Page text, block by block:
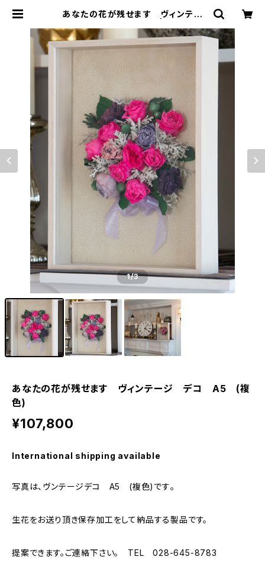
あなたの花が残せます ヴィンテー
1/3
あなたの花が残せます ヴィンテージ デコ A5 (複
色)
¥107,800
International shipping available
写真は、ヴンテージデコ A5 (複色)です｡
生花をお送り頂き保存加工をして納品する製品です。
提案できます。ご連絡下さい。 TEL 028-645-8783